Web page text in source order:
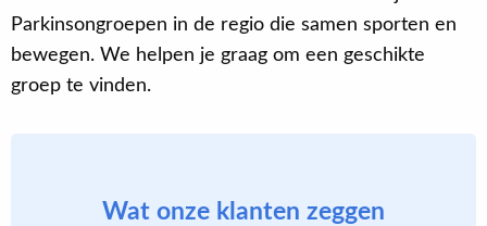
Parkinsongroepen in de regio die samen sporten en
bewegen. We helpen je graag om een geschikte
groep te vinden.
Wat onze klanten zeggen